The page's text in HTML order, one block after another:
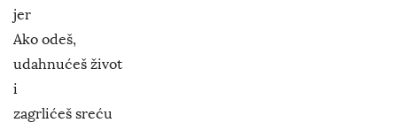
jer
Ako odeš,
udahnućeš život
i
zagrlićeš sreću